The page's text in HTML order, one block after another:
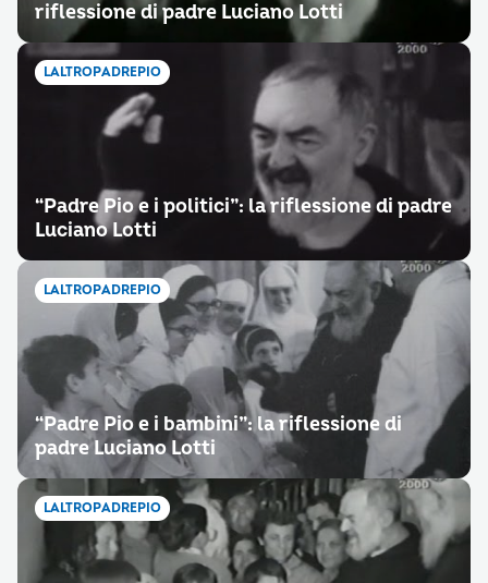
riflessione di padre Luciano Lotti
LALTROPADREPIO
“Padre Pio e i politici”: la riflessione di padre
Luciano Lotti
LALTROPADREPIO
“Padre Pio e i bambini”: la riflessione di
padre Luciano Lotti
LALTROPADREPIO